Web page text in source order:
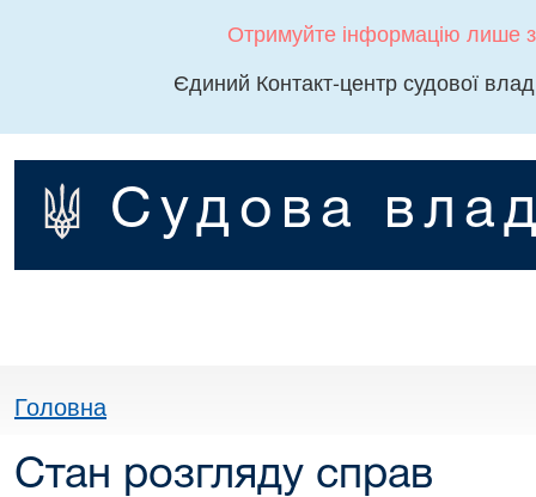
Отримуйте інформацію лише
Єдиний Контакт-центр судової
Судова
Головна
Стан розгляду справ